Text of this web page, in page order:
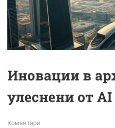
Иновации в
улеснени от AI
Коментари